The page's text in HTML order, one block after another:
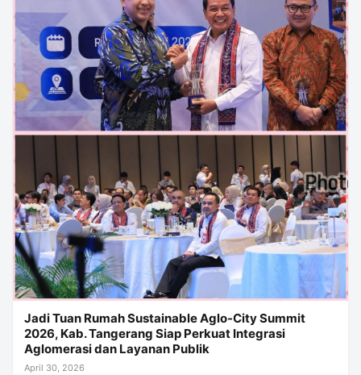
Jadi Tuan Rumah Sustainable Aglo-City Summit
2026, Kab. Tangerang Siap Perkuat Integrasi
Aglomerasi dan Layanan Publik
April 30, 2026